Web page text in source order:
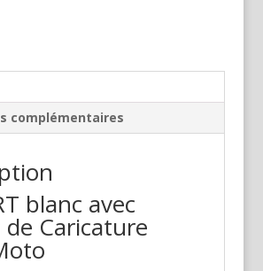
complémentaires
blanc avec
de Caricature